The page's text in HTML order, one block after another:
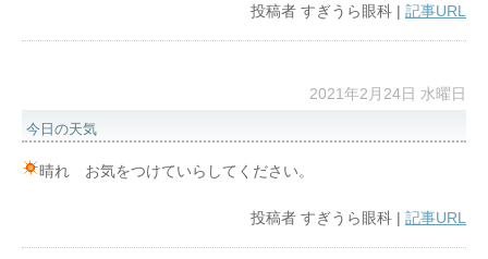
投稿者 すぎうら眼科 | 記事URL
2021年2月24日 水曜日
今日の天気
晴れ お気をつけていらしてください。
投稿者 すぎうら眼科 | 記事URL